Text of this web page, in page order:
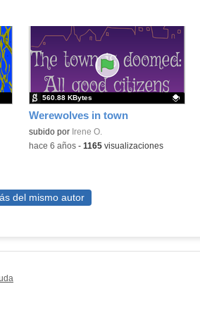
Werewolves in town
Contenido educativo.
subido por Irene O.
560.88 KBytes
-hace 6 años- 1165visualizaciones
del mismo autor